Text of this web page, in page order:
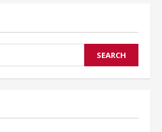
SEARCH